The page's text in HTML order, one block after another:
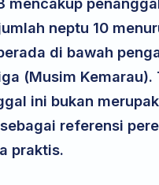
neptu 10
di bawah
(Musim
ini bukan
referensi
praktis.